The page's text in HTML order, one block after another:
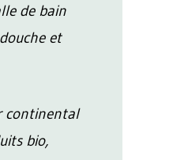
de bain
et
continental
bio,